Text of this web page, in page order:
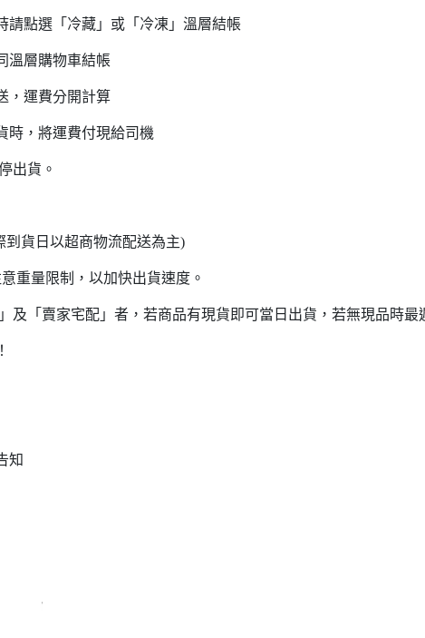
選「冷藏」或「冷凍」溫層結帳
溫層購物車結帳
，運費分開計算
時，將運費付現給司機
出貨。
內
日以超商物流配送為主)
重量限制，以加快出貨速度。
及「賣家宅配」者，若商品有現貨即可當日出貨，若無現品時最
知